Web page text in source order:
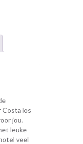
Costa los
jou.
leuke
veel